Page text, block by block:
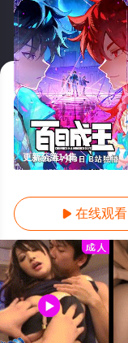
更新至第14集
 在线观看